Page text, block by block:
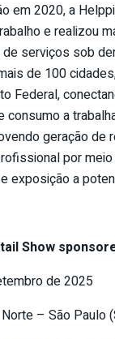
em 2020, a
e realizou
serviços sob
de 100
Federal,
consumo a
geração de
por
exposição a
Show
de 2025
– São Paulo